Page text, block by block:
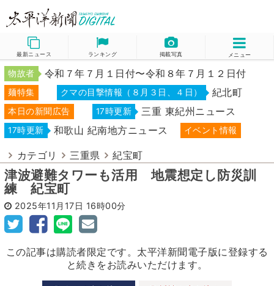
最新ニュース ランキング 掲載写真 メニュー
物故者 令和７年７月１日付〜令和８年７月１２日付
麺特集 クマの目撃情報（８月３日、４日） 紀北町
本日の新聞広告 17時更新 三重 東紀州ニュース
17時更新 和歌山 紀南地方ニュース イベント情報
カテゴリ 三重県 紀宝町
津波避難タワーも活用 地震想定し防災訓
練 紀宝町
2025年11月17日 16時00分
この記事は購読者限定です。太平洋新聞電子版に登録する
と続きをお読みいただけます。